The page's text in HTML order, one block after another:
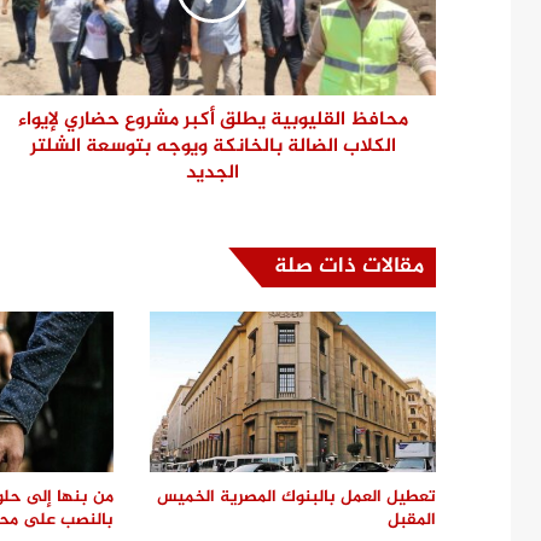
محافظ القليوبية يطلق أكبر مشروع حضاري لإيواء
الكلاب الضالة بالخانكة ويوجه بتوسعة الشلتر
الجديد
مقالات ذات صلة
تعطيل العمل بالبنوك المصرية الخميس
المقبل
من بنها إلى
بالنصب على محامٍ